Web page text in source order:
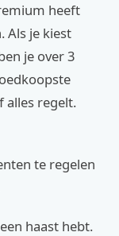
heeft
Als je kiest
je over 3
alles regelt.
te regelen
haast hebt.